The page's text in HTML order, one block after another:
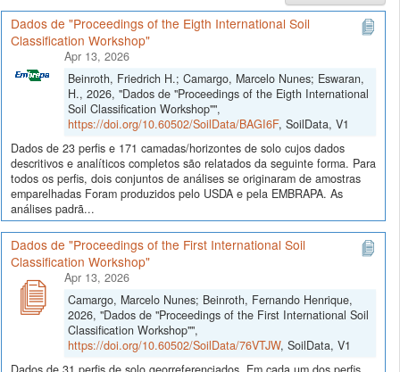
Dados de "Proceedings of the Eigth International Soil
Classification Workshop"
Apr 13, 2026
Beinroth, Friedrich H.; Camargo, Marcelo Nunes; Eswaran,
H., 2026, "Dados de "Proceedings of the Eigth International
Soil Classification Workshop"",
https://doi.org/10.60502/SoilData/BAGI6F, SoilData, V1
Dados de 23 perfis e 171 camadas/horizontes de solo cujos dados
descritivos e analíticos completos são relatados da seguinte forma. Para
todos os perfis, dois conjuntos de análises se originaram de amostras
emparelhadas Foram produzidos pelo USDA e pela EMBRAPA. As
análises padrã...
Dados de "Proceedings of the First International Soil
Classification Workshop"
Apr 13, 2026
Camargo, Marcelo Nunes; Beinroth, Fernando Henrique,
2026, "Dados de "Proceedings of the First International Soil
Classification Workshop"",
https://doi.org/10.60502/SoilData/76VTJW, SoilData, V1